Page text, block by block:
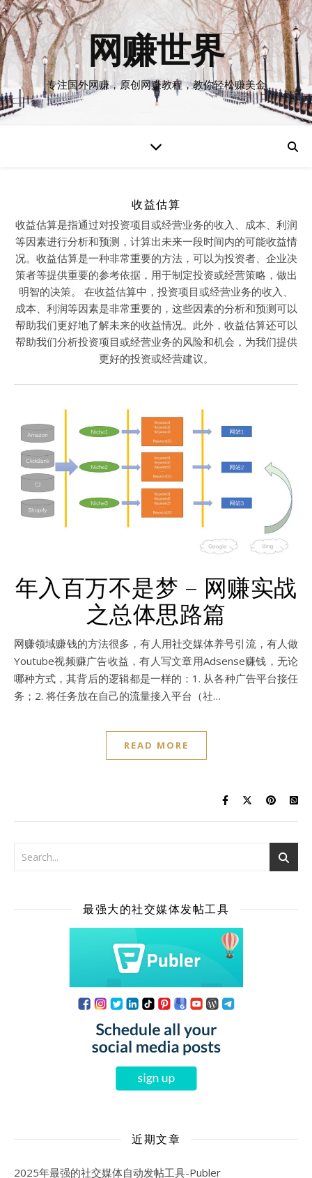
网赚世界
专注国外网赚，原创网赚教程，教你轻松赚美金
收益估算
收益估算是指通过对投资项目或经营业务的收入、成本、利润
等因素进行分析和预测，计算出未来一段时间内的可能收益情
况。收益估算是一种非常重要的方法，可以为投资者、企业决
策者等提供重要的参考依据，用于制定投资或经营策略，做出
明智的决策。 在收益估算中，投资项目或经营业务的收入、
成本、利润等因素是非常重要的，这些因素的分析和预测可以
帮助我们更好地了解未来的收益情况。此外，收益估算还可以
帮助我们分析投资项目或经营业务的风险和机会，为我们提供
更好的投资或经营建议。
年入百万不是梦 – 网赚实战
之总体思路篇
网赚领域赚钱的方法很多，有人用社交媒体养号引流，有人做
Youtube视频赚广告收益，有人写文章用Adsense赚钱，无论
哪种方式，其背后的逻辑都是一样的：1. 从各种广告平台接任
务；2. 将任务放在自己的流量接入平台（社…
READ MORE
最强大的社交媒体发帖工具
近期文章
2025年最强的社交媒体自动发帖工具-Publer